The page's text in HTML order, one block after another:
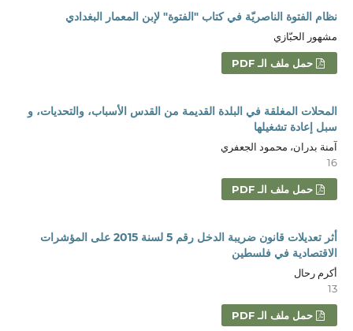
نظام الفتوة الناصريّة في كتاب "الفتوة" لإبن المعمار البغدادي
مشهور الحبّازي
حمل ملف الـ PDF
المحلات المغلقة في البلدة القديمة من القدس الأسباب، والتحديات، و
سبل إعادة تشغيلها
آمنة بدران، محمود الجعفري
16
حمل ملف الـ PDF
أثر تعديلات قانون ضريبة الدخل رقم 5 لسنة 2015 على المؤشرات
الاقتصادية في فلسطين
أكرم رحال
13
حمل ملف الـ PDF